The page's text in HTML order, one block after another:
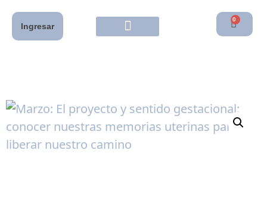
Ingresar
0